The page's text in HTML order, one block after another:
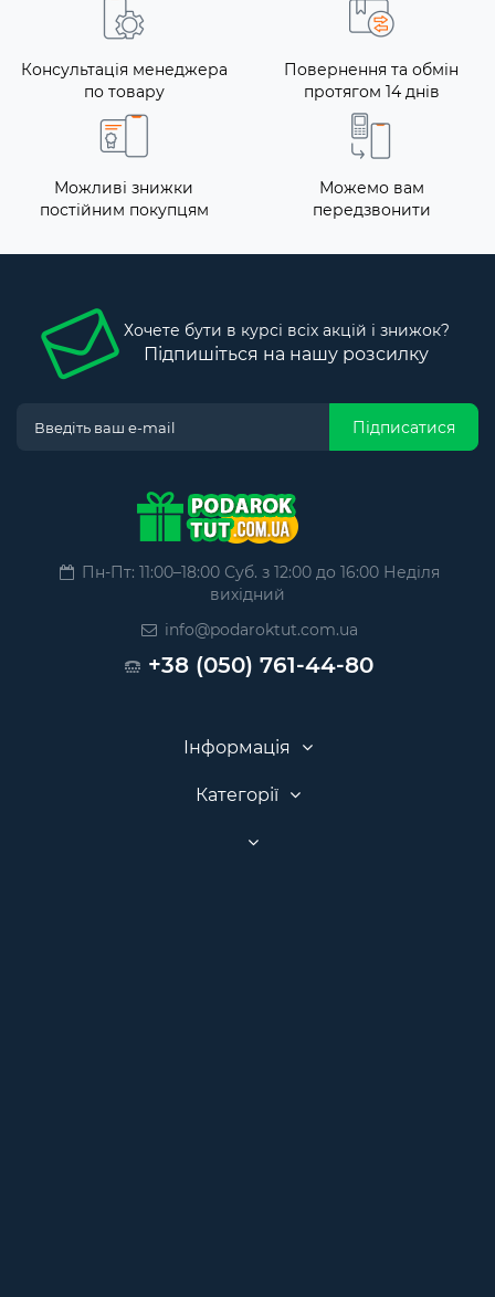
Консультація менеджера
по товару
Повернення та обмін
протягом 14 днів
Можливі знижки
постійним покупцям
Можемо вам
передзвонити
Хочете бути в курсі всіх акцій і знижок?
Підпишіться на нашу розсилку
Підписатися
Пн-Пт: 11:00–18:00 Суб. з 12:00 до 16:00 Неділя
вихідний
info@podaroktut.com.ua
+38 (050) 761-44-80
Інформація
Категорії